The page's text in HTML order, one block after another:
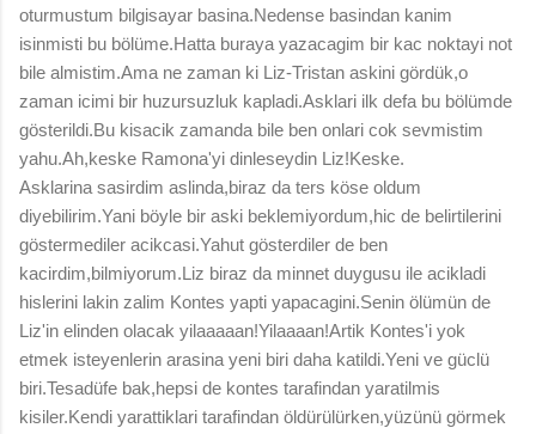
oturmustum bilgisayar basina.Nedense basindan kanim
isinmisti bu bölüme.Hatta buraya yazacagim bir kac noktayi not
bile almistim.Ama ne zaman ki Liz-Tristan askini gördük,o
zaman icimi bir huzursuzluk kapladi.Asklari ilk defa bu bölümde
gösterildi.Bu kisacik zamanda bile ben onlari cok sevmistim
yahu.Ah,keske Ramona'yi dinleseydin Liz!Keske.
Asklarina sasirdim aslinda,biraz da ters köse oldum
diyebilirim.Yani böyle bir aski beklemiyordum,hic de belirtilerini
göstermediler acikcasi.Yahut gösterdiler de ben
kacirdim,bilmiyorum.Liz biraz da minnet duygusu ile acikladi
hislerini lakin zalim Kontes yapti yapacagini.Senin ölümün de
Liz'in elinden olacak yilaaaaan!Yilaaaan!Artik Kontes'i yok
etmek isteyenlerin arasina yeni biri daha katildi.Yeni ve güclü
biri.Tesadüfe bak,hepsi de kontes tarafindan yaratilmis
kisiler.Kendi yarattiklari tarafindan öldürülürken,yüzünü görmek